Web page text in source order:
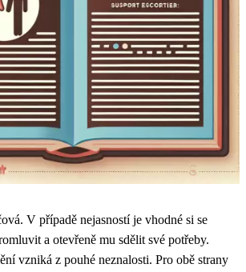
V případě nejasností je vhodné si se
a otevřeně mu sdělit své potřeby.
vzniká z pouhé neznalosti. Pro obě strany